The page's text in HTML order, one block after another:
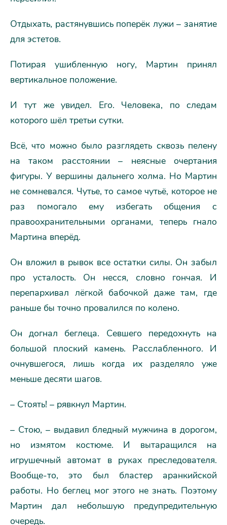
Отдыхать, растянувшись поперёк лужи – занятие
для эстетов.
Потирая ушибленную ногу, Мартин принял
вертикальное положение.
И тут же увидел. Его. Человека, по следам
которого шёл третьи сутки.
Всё, что можно было разглядеть сквозь пелену
на таком расстоянии – неясные очертания
фигуры. У вершины дальнего холма. Но Мартин
не сомневался. Чутье, то самое чутьё, которое не
раз помогало ему избегать общения с
правоохранительными органами, теперь гнало
Мартина вперёд.
Он вложил в рывок все остатки силы. Он забыл
про усталость. Он несся, словно гончая. И
перепархивал лёгкой бабочкой даже там, где
раньше бы точно провалился по колено.
Он догнал беглеца. Севшего передохнуть на
большой плоский камень. Расслабленного. И
очнувшегося, лишь когда их разделяло уже
меньше десяти шагов.
– Стоять! – рявкнул Мартин.
– Стою, – выдавил бледный мужчина в дорогом,
но измятом костюме. И вытаращился на
игрушечный автомат в руках преследователя.
Вообще-то, это был бластер аранкийской
работы. Но беглец мог этого не знать. Поэтому
Мартин дал небольшую предупредительную
очередь.